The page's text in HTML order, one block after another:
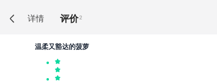
详情 评价2
温柔又豁达的菠萝